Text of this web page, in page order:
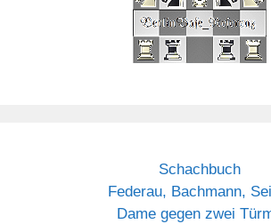
Schachbuch
Federau, Bachmann,
Dame gegen zwei